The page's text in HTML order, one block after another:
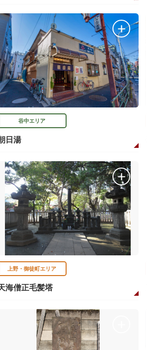
谷中エリア
日湯
上野・御徒町エリア
海僧正毛髪塔